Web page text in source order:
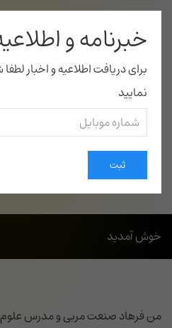
صفحه اول
خوش آمدید
من فرهاد صنعت مربی و مدرس علوم
خبرنامه و
برای دریافت اطلاعیه و اخبار
نمایید
ثبت